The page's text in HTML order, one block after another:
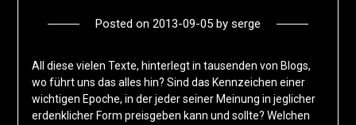
Posted on 2013-09-05 by serge
All diese vielen Texte, hinterlegt in tausenden von Blogs,
wo führt uns das alles hin? Sind das Kennzeichen einer
wichtigen Epoche, in der jeder seiner Meinung in jeglicher
erdenklicher Form preisgeben kann und sollte? Welchen